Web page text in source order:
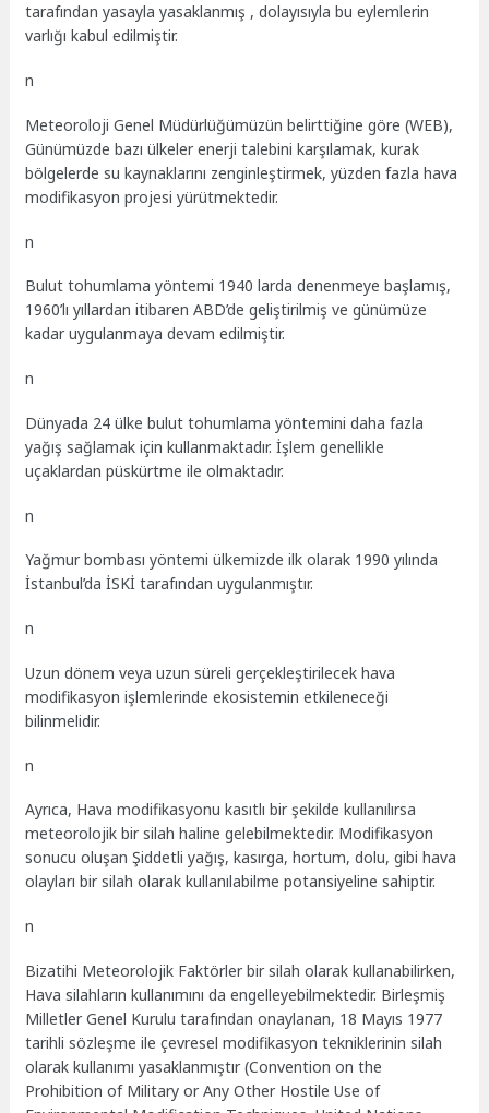
tarafından yasayla yasaklanmış , dolayısıyla bu eylemlerin
varlığı kabul edilmiştir.
n
Meteoroloji Genel Müdürlüğümüzün belirttiğine göre (WEB),
Günümüzde bazı ülkeler enerji talebini karşılamak, kurak
bölgelerde su kaynaklarını zenginleştirmek, yüzden fazla hava
modifikasyon projesi yürütmektedir.
n
Bulut tohumlama yöntemi 1940 larda denenmeye başlamış,
1960’lı yıllardan itibaren ABD’de geliştirilmiş ve günümüze
kadar uygulanmaya devam edilmiştir.
n
Dünyada 24 ülke bulut tohumlama yöntemini daha fazla
yağış sağlamak için kullanmaktadır. İşlem genellikle
uçaklardan püskürtme ile olmaktadır.
n
Yağmur bombası yöntemi ülkemizde ilk olarak 1990 yılında
İstanbul’da İSKİ tarafından uygulanmıştır.
n
Uzun dönem veya uzun süreli gerçekleştirilecek hava
modifikasyon işlemlerinde ekosistemin etkileneceği
bilinmelidir.
n
Ayrıca, Hava modifikasyonu kasıtlı bir şekilde kullanılırsa
meteorolojik bir silah haline gelebilmektedir. Modifikasyon
sonucu oluşan Şiddetli yağış, kasırga, hortum, dolu, gibi hava
olayları bir silah olarak kullanılabilme potansiyeline sahiptir.
n
Bizatihi Meteorolojik Faktörler bir silah olarak kullanabilirken,
Hava silahların kullanımını da engelleyebilmektedir. Birleşmiş
Milletler Genel Kurulu tarafından onaylanan, 18 Mayıs 1977
tarihli sözleşme ile çevresel modifikasyon tekniklerinin silah
olarak kullanımı yasaklanmıştır (Convention on the
Prohibition of Military or Any Other Hostile Use of